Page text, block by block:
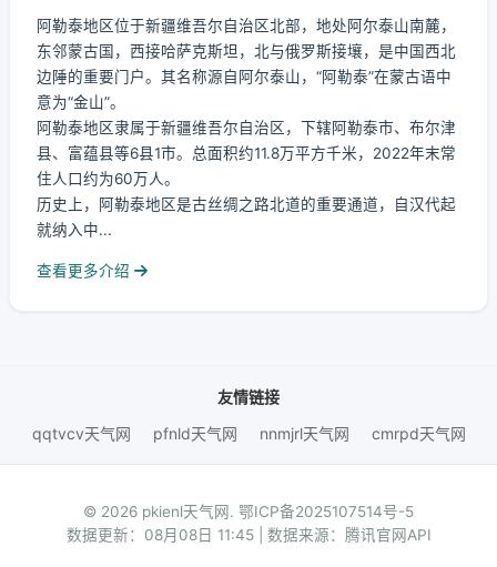
阿勒泰地区位于新疆维吾尔自治区北部，地处阿尔泰山南麓，
东邻蒙古国，西接哈萨克斯坦，北与俄罗斯接壤，是中国西北
边陲的重要门户。其名称源自阿尔泰山，“阿勒泰”在蒙古语中
意为“金山”。
阿勒泰地区隶属于新疆维吾尔自治区，下辖阿勒泰市、布尔津
县、富蕴县等6县1市。总面积约11.8万平方千米，2022年末常
住人口约为60万人。
历史上，阿勒泰地区是古丝绸之路北道的重要通道，自汉代起
就纳入中...
查看更多介绍
友情链接
qqtvcv天气网
pfnld天气网 nnmjrl天气网 cmrpd天气网
© 2026 pkienl天气网. 鄂ICP备2025107514号-5
数据更新：08月08日 11:45 | 数据来源：腾讯官网API